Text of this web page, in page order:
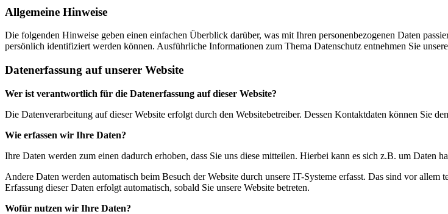
Allgemeine Hinweise
Die folgenden Hinweise geben einen einfachen Überblick darüber, was mit Ihren personenbezogenen Daten
persönlich identifiziert werden können. Ausführliche Informationen zum Thema Datenschutz entnehmen Sie
Datenerfassung auf unserer Website
Wer ist verantwortlich für die Datenerfassung auf dieser Website?
Die Datenverarbeitung auf dieser Website erfolgt durch den Websitebetreiber. Dessen Kontaktdaten können Sie
Wie erfassen wir Ihre Daten?
Ihre Daten werden zum einen dadurch erhoben, dass Sie uns diese mitteilen. Hierbei kann es sich z.B. um Daten
Andere Daten werden automatisch beim Besuch der Website durch unsere IT-Systeme erfasst. Das sind vor
Erfassung dieser Daten erfolgt automatisch, sobald Sie unsere Website betreten.
Wofür nutzen wir Ihre Daten?